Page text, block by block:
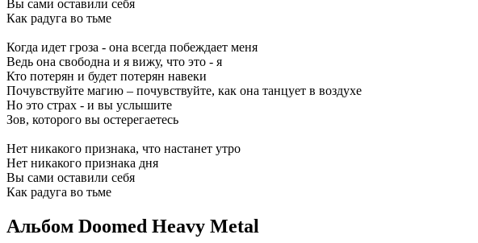
Вы сами оставили себя
Как радуга во тьме
Когда идет гроза - она всегда побеждает меня
Ведь она свободна и я вижу, что это - я
Кто потерян и будет потерян навеки
Почувствуйте магию – почувствуйте, как она танцует в воздухе
Но это страх - и вы услышите
Зов, которого вы остерегаетесь
Нет никакого признака, что настанет утро
Нет никакого признака дня
Вы сами оставили себя
Как радуга во тьме
Альбом Doomed Heavy Metal